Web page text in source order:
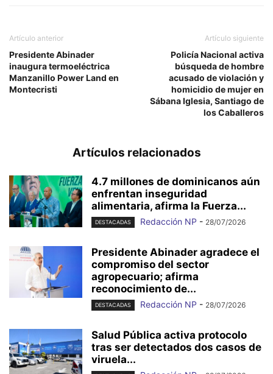
Artículo anterior
Presidente Abinader
inaugura termoeléctrica
Manzanillo Power Land en
Montecristi
Artículo siguiente
Policía Nacional activa
búsqueda de hombre
acusado de violación y
homicidio de mujer en
Sábana Iglesia, Santiago de
los Caballeros
Artículos relacionados
4.7 millones de dominicanos aún
enfrentan inseguridad
alimentaria, afirma la Fuerza...
DESTACADAS Redacción NP - 28/07/2026
Presidente Abinader agradece el
compromiso del sector
agropecuario; afirma
reconocimiento de...
DESTACADAS Redacción NP - 28/07/2026
Salud Pública activa protocolo
tras ser detectados dos casos de
viruela...